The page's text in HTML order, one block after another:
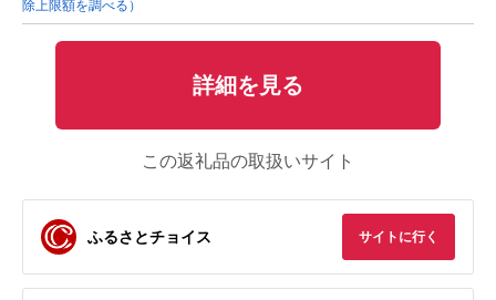
除上限額を調べる）
詳細を見る
この返礼品の取扱いサイト
ふるさとチョイス サイトに行く